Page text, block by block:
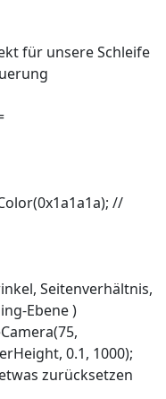
für unsere Schleife
//
Seitenverhältnis,
Ebene )
0.1, 1000);
zurücksetzen